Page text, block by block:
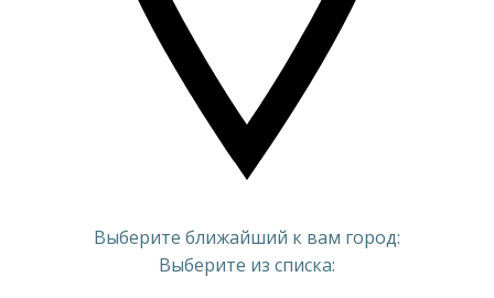
Выберите ближайший к вам город:
Выберите из списка: